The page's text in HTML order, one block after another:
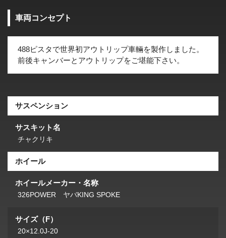
車両コンセプト
488ピスタで世界初アウトリップ車輛を製作しました。
前後キャンバーとアウトリップをご堪能下さい。
サスペンション
サスキット名
チャクリキ
ホイール
ホイールメーカー・名称
326POWER ヤバKING SPOKE
サイズ（F）
20×12.0J-20